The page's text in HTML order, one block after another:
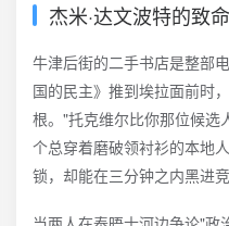
杰米·达文波特的致
牛津后街的二手书店是整部
国的民主》推到埃拉面前时
根。"托克维尔比你那位候选
个总穿着磨破领衬衫的本地
锁，却能在三分钟之内黑进